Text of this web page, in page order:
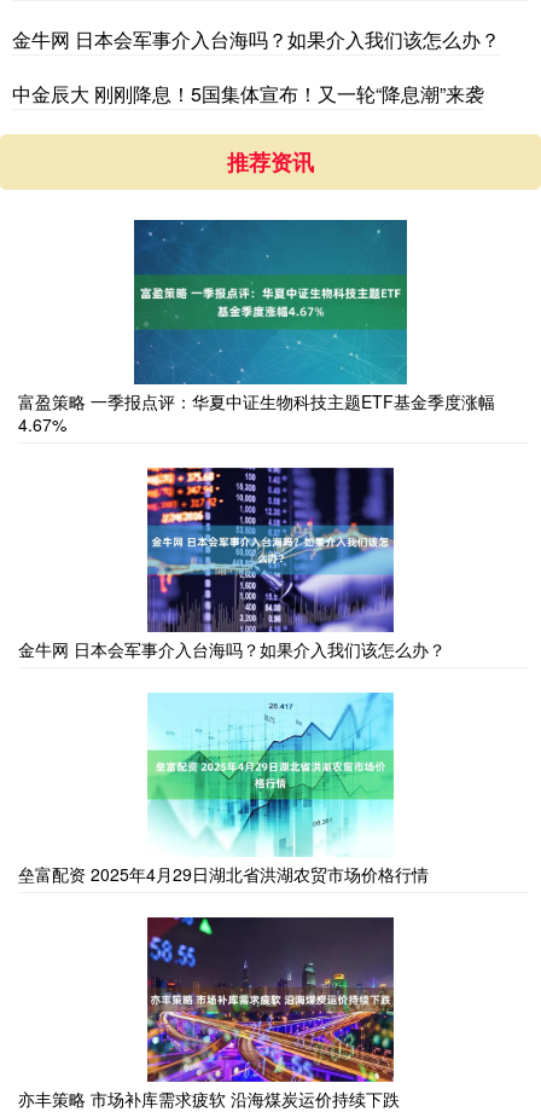
金牛网 日本会军事介入台海吗？如果介入我们该怎么办？
中金辰大 刚刚降息！5国集体宣布！又一轮“降息潮”来袭
推荐资讯
富盈策略 一季报点评：华夏中证生物科技主题ETF基金季度涨幅
4.67%
金牛网 日本会军事介入台海吗？如果介入我们该怎么办？
垒富配资 2025年4月29日湖北省洪湖农贸市场价格行情
亦丰策略 市场补库需求疲软 沿海煤炭运价持续下跌